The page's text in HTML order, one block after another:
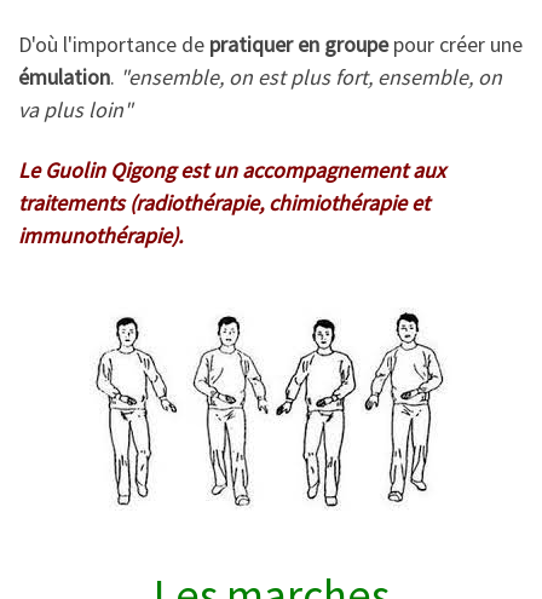
D'où l'importance de pratiquer en groupepour créer une
émulation. "ensemble, on est plus fort, ensemble, on
va plus loin"
Le Guolin Qigong est un accompagnement aux
traitements (radiothérapie, chimiothérapie et
immunothérapie).